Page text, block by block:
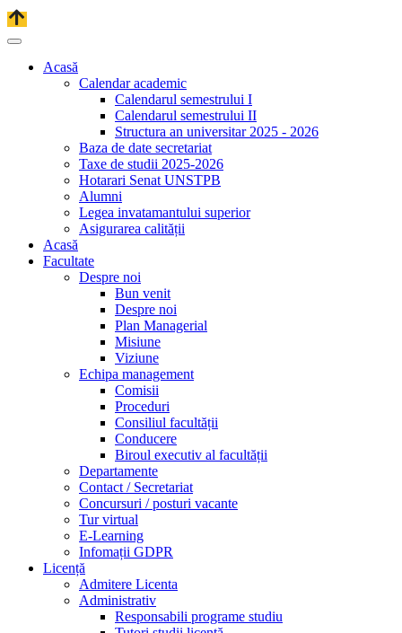
Acasă
Calendar academic
Calendarul semestrului I
Calendarul semestrului II
Structura an universitar 2025 - 2026
Baza de date secretariat
Taxe de studii 2025-2026
Hotarari Senat UNSTPB
Alumni
Legea invatamantului superior
Asigurarea calității
Acasă
Facultate
Despre noi
Bun venit
Despre noi
Plan Managerial
Misiune
Viziune
Echipa management
Comisii
Proceduri
Consiliul facultății
Conducere
Biroul executiv al facultății
Departamente
Contact / Secretariat
Concursuri / posturi vacante
Tur virtual
E-Learning
Infomații GDPR
Licență
Admitere Licenta
Administrativ
Responsabili programe studiu